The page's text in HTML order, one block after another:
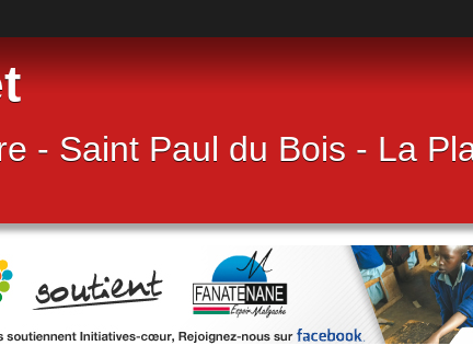
- Saint Paul du Bois - La